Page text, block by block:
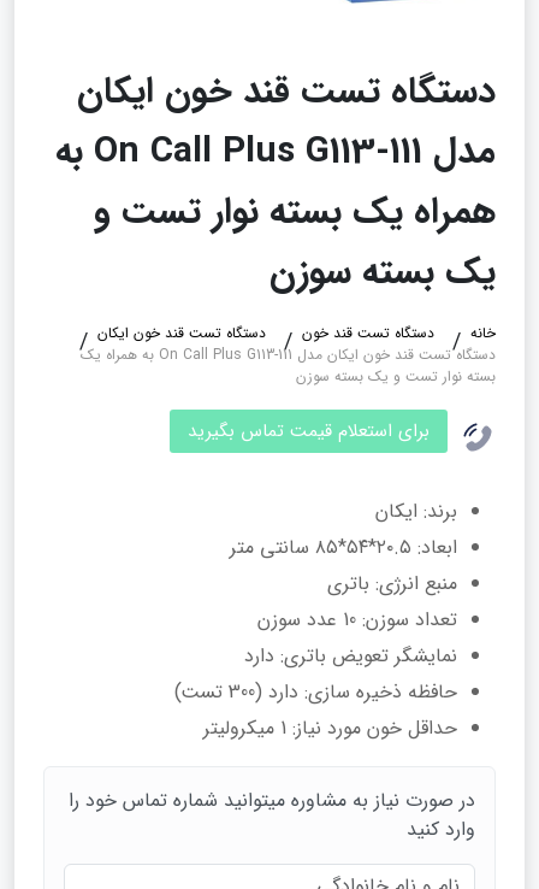
دستگاه تست قند خون ایکان
مدل On Call Plus G113-111 به
همراه یک بسته نوار تست و
یک بسته سوزن
خانه دستگاه تست قند خون
دستگاه تست قند خون ایکان
دستگاه تست قند خون ایکان مدل On Call Plus G113-111 به همراه یک
بسته نوار تست و یک بسته سوزن
برای استعلام قیمت تماس بگیرید
برند: ایکان
ابعاد: ۲۰.۵*۵۴*۸۵ سانتی‌ متر
منبع انرژی: باتری
تعداد سوزن: 10 عدد سوزن
نمایشگر تعویض باتری: دارد
حافظه‌ ذخیره‌ سازی: دارد (300 تست)
حداقل خون مورد نیاز: 1 میکرولیتر
در صورت نیاز به مشاوره میتوانید شماره تماس خود را
وارد کنید